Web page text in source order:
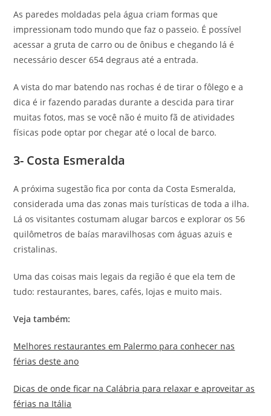
As paredes moldadas pela água criam formas que
impressionam todo mundo que faz o passeio. É possível
acessar a gruta de carro ou de ônibus e chegando lá é
necessário descer 654 degraus até a entrada.
A vista do mar batendo nas rochas é de tirar o fôlego e a
dica é ir fazendo paradas durante a descida para tirar
muitas fotos, mas se você não é muito fã de atividades
físicas pode optar por chegar até o local de barco.
3- Costa Esmeralda
A próxima sugestão fica por conta da Costa Esmeralda,
considerada uma das zonas mais turísticas de toda a ilha.
Lá os visitantes costumam alugar barcos e explorar os 56
quilômetros de baías maravilhosas com águas azuis e
cristalinas.
Uma das coisas mais legais da região é que ela tem de
tudo: restaurantes, bares, cafés, lojas e muito mais.
Veja também:
Melhores restaurantes em Palermo para conhecer nas
férias deste ano
Dicas de onde ficar na Calábria para relaxar e aproveitar as
férias na Itália